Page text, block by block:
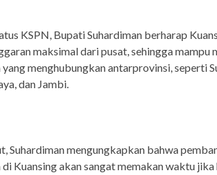
KSPN, Bupati Suhardiman berharap
maksimal dari pusat, sehingga mampu
menghubungkan antarprovinsi, seperti
dan Jambi.
Suhardiman mengungkapkan bahwa
Kuansing akan sangat memakan waktu jika